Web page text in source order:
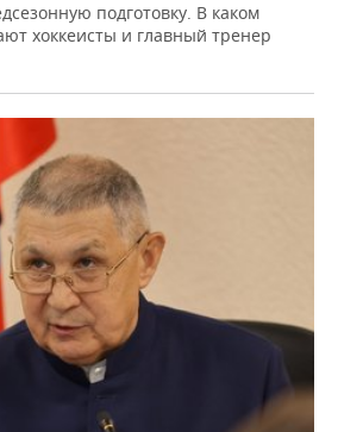
подготовку. В каком
хоккеисты и главный тренер